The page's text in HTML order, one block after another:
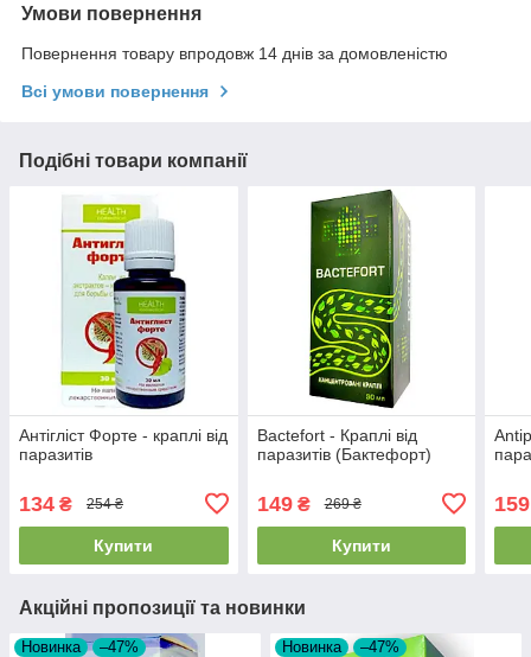
Умови повернення
Повернення товару впродовж 14 днів за домовленістю
Всі умови повернення
Подібні товари компанії
Антігліст Форте - краплі від
паразитів
134 ₴ 254 ₴
Купити
Bactefort - Краплі від
паразитів (Бактефорт)
149₴ 269 ₴
Купити
159
Акційні пропозиції та новинки
Новинка –47% Новинка –47%